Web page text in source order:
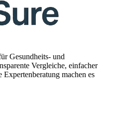
Gesundheits- und
Vergleiche, einfacher
machen es